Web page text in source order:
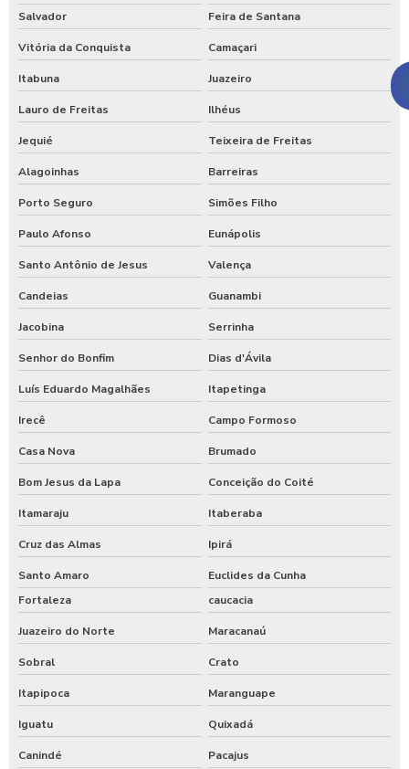
Salvador
Feira de Santana
Vitória da Conquista Camaçari
Itabuna Juazeiro
Lauro de Freitas Ilhéus
Jequié Teixeira de Freitas
Alagoinhas Barreiras
Porto Seguro Simões Filho
Paulo Afonso Eunápolis
Santo Antônio de Jesus Valença
Candeias Guanambi
Jacobina Serrinha
Senhor do Bonfim Dias d'Ávila
Luís Eduardo Magalhães Itapetinga
Irecê Campo Formoso
Casa Nova Brumado
Bom Jesus da Lapa Conceição do Coité
Itamaraju Itaberaba
Cruz das Almas Ipirá
Santo Amaro
Euclides da Cunha
Fortaleza
caucacia
Juazeiro do Norte Maracanaú
Sobral Crato
Itapipoca Maranguape
Iguatu Quixadá
Canindé Pacajus